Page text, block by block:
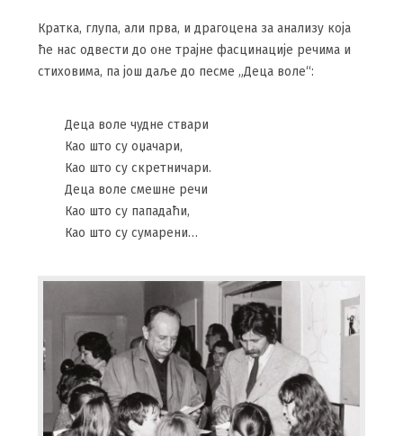
Кратка, глупа, али прва, и драгоцена за анализу која
ће нас одвести до оне трајне фасцинације речима и
стиховима, па још даље до песме „Деца воле“:
Деца воле чудне ствари
Као што су оџачари,
Као што су скретничари.
Деца воле смешне речи
Као што су пападаћи,
Као што су сумарени…